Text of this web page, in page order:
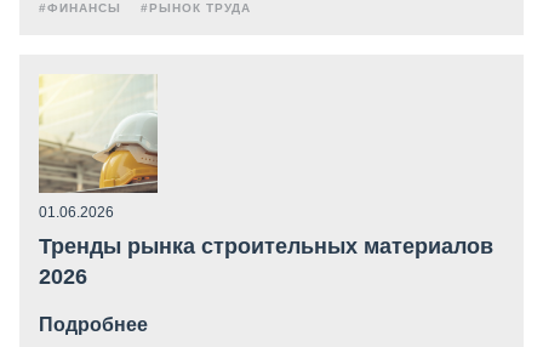
#ФИНАНСЫ #РЫНОК ТРУДА
01.06.2026
Тренды рынка строительных материалов
2026
Подробнее